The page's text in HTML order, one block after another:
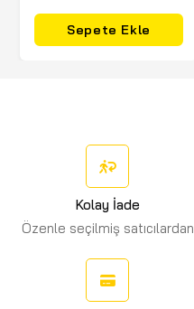
Sepete Ekle
Kolay İade
Özenle seçilmiş satıcılardan